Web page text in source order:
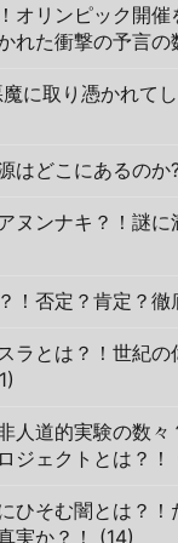
オリンピック開
れた衝撃の予言
に取り憑かれて
はどこにあるのか
ヌンナキ？！謎
！否定？肯定？徹
ラとは？！世紀の
人道的実験の数々
ジェクトとは？！
ひそむ闇とは？！
実か？！ (14)